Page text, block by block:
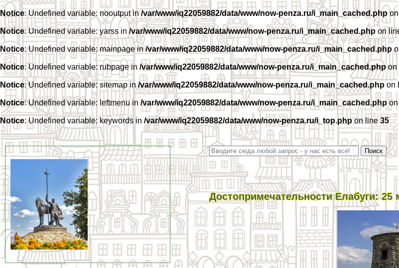
Notice: Undefined variable: nooutput in /var/www/iq22059882/data/www/now-penza.ru/i_main_cached.php
Notice: Undefined variable: yarss in /var/www/iq22059882/data/www/now-penza.ru/i_main_cached.php on
Notice: Undefined variable: mainpage in/var/www/iq22059882/data/www/now-penza.ru/i_main_cached.php
Notice: Undefined variable: rubpage in /var/www/iq22059882/data/www/now-penza.ru/i_main_cached.phpon
Notice: Undefined variable: sitemap in/var/www/iq22059882/data/www/now-penza.ru/i_main_cached.php on
Notice: Undefined variable: leftmenu in /var/www/iq22059882/data/www/now-penza.ru/i_main_cached.php
Notice: Undefined variable: keywords in /var/www/iq22059882/data/www/now-penza.ru/i_top.phpon line35
Достопримечательности Елабуги: